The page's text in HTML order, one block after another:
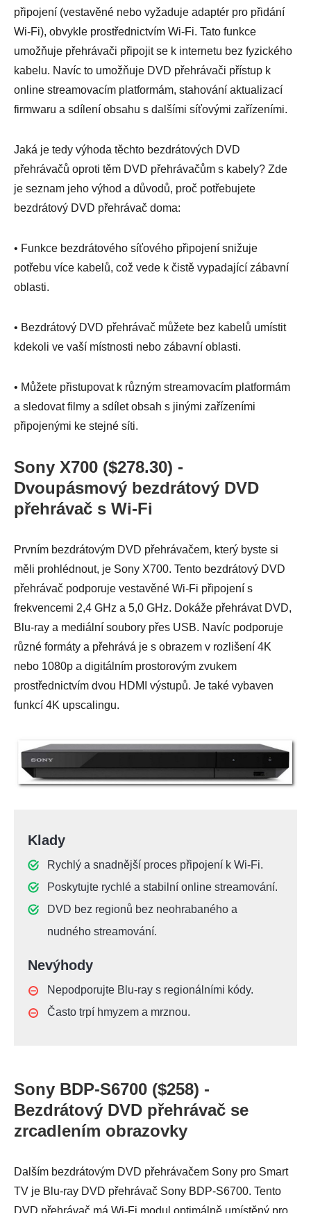
připojení (vestavěné nebo vyžaduje adaptér pro přidání
Wi-Fi), obvykle prostřednictvím Wi-Fi. Tato funkce
umožňuje přehrávači připojit se k internetu bez fyzického
kabelu. Navíc to umožňuje DVD přehrávači přístup k
online streamovacím platformám, stahování aktualizací
firmwaru a sdílení obsahu s dalšími síťovými zařízeními.
Jaká je tedy výhoda těchto bezdrátových DVD
přehrávačů oproti těm DVD přehrávačům s kabely? Zde
je seznam jeho výhod a důvodů, proč potřebujete
bezdrátový DVD přehrávač doma:
• Funkce bezdrátového síťového připojení snižuje
potřebu více kabelů, což vede k čistě vypadající zábavní
oblasti.
• Bezdrátový DVD přehrávač můžete bez kabelů umístit
kdekoli ve vaší místnosti nebo zábavní oblasti.
• Můžete přistupovat k různým streamovacím platformám
a sledovat filmy a sdílet obsah s jinými zařízeními
připojenými ke stejné síti.
Sony X700 ($278.30) -
Dvoupásmový bezdrátový DVD
přehrávač s Wi-Fi
Prvním bezdrátovým DVD přehrávačem, který byste si
měli prohlédnout, je Sony X700. Tento bezdrátový DVD
přehrávač podporuje vestavěné Wi-Fi připojení s
frekvencemi 2,4 GHz a 5,0 GHz. Dokáže přehrávat DVD,
Blu-ray a mediální soubory přes USB. Navíc podporuje
různé formáty a přehrává je s obrazem v rozlišení 4K
nebo 1080p a digitálním prostorovým zvukem
prostřednictvím dvou HDMI výstupů. Je také vybaven
funkcí 4K upscalingu.
Klady
Rychlý a snadnější proces připojení k Wi-Fi.
Poskytujte rychlé a stabilní online streamování.
DVD bez regionů bez neohrabaného a
nudného streamování.
Nevýhody
Nepodporujte Blu-ray s regionálními kódy.
Často trpí hmyzem a mrznou.
Sony BDP-S6700 ($258) -
Bezdrátový DVD přehrávač se
zrcadlením obrazovky
Dalším bezdrátovým DVD přehrávačem Sony pro Smart
TV je Blu-ray DVD přehrávač Sony BDP-S6700. Tento